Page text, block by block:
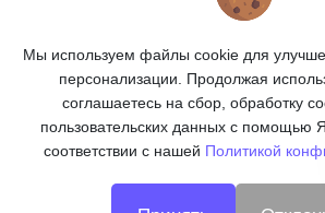
ПОДПИСКА
Мы используем файлы cookie для
персонализации. Продолжая
соглашаетесь на сбор, обработку
пользовательских данных с помощью
соответствии с нашей Политикой